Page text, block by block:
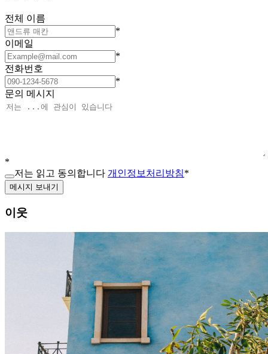
전체 이름
*
이메일
*
전화번호
*
문의 메시지
*
저는 읽고 동의합니다 개인정보처리방침*
메시지 보내기
이웃